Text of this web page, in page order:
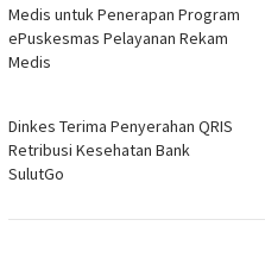
Medis untuk Penerapan Program
ePuskesmas Pelayanan Rekam
Medis
Dinkes Terima Penyerahan QRIS
Retribusi Kesehatan Bank
SulutGo